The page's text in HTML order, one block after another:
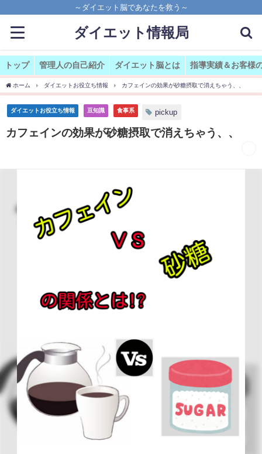
～ダイエット脳であなたを救う～
ダイエット情報局
トップ 管理人の自己紹介 ダイエット脳とは 指導実績＆お客様
ホーム ダイエットお役立ち情報 カフェインの効果が砂糖摂取で消えちゃう、、
ダイエットお役立ち情報 豆知識 食事系 pickup
カフェインの効果が砂糖摂取で消えちゃう、、